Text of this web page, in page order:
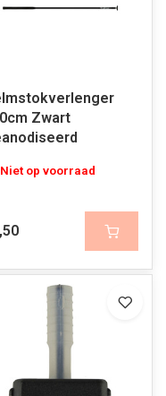
Zwart
Niet op voorraad